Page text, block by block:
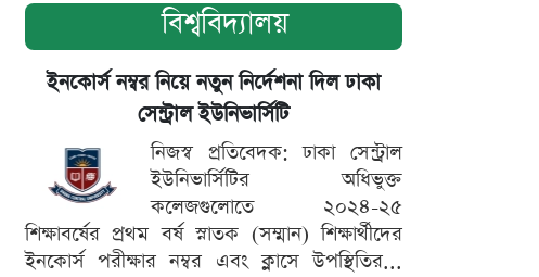
বিশ্ববিদ্যালয়
ইনকোর্স নম্বর নিয়ে নতুন নির্দেশনা দিল ঢাকা
সেন্ট্রাল ইউনিভার্সিটি
নিজস্ব প্রতিবেদক: ঢাকা সেন্ট্রাল
ইউনিভার্সিটির অধিভুক্ত
কলেজগুলোতে ২০২৪-২৫
শিক্ষাবর্ষের প্রথম বর্ষ স্নাতক (সম্মান) শিক্ষার্থীদের
ইনকোর্স পরীক্ষার নম্বর এবং ক্লাসে উপস্থিতির...